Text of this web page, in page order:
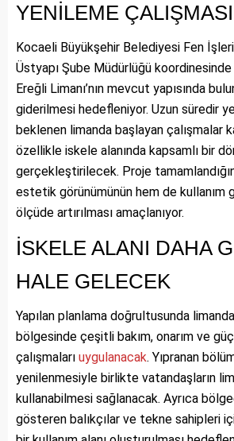
YENİLEME ÇALIŞMASI
Kocaeli Büyükşehir Belediyesi Fen İşleri
Üstyapı Şube Müdürlüğü
Ereğli Limanı’nın mevcut yapısında
giderilmesi hedefleniyor. Uzun süredir
beklenen limanda başlayan çalışmalar
özellikle iskele alanında kapsamlı bir
gerçekleştirilecek. Proje
estetik görünümünün hem de kullanım
ölçüde artırılması amaçlanıyor.
İSKELE ALANI DAHA
HALE GELECEK
Yapılan planlama doğrultusunda
bölgesinde çeşitli bakım, onarım ve
çalışmaları uygulanacak. Yıpranan
yenilenmesiyle birlikte vatandaşların
kullanabilmesi sağlanacak. Ayrıca
gösteren balıkçılar ve tekne sahipleri